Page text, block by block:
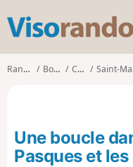
Randonnées Bourgogne Côte-d'Or Saint-Martin-du-Mont
Une boucle
Pasques et